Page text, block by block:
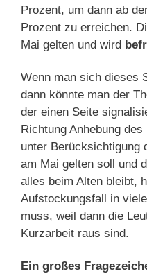
Prozent, um dann ab
Prozent zu erreichen.
Mai gelten und wird
Wenn man sich dieses
dann könnte man der
der einen Seite
Richtung Anhebung
unter Berücksichtigung
am Mai gelten soll und
alles beim Alten bleibt,
Aufstockungsfall in
muss, weil dann die
Kurzarbeit raus sind.
Ein großes